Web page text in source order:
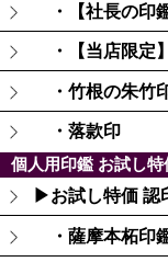
・【社長の印
・【当店限定
・竹根の朱竹
・落款印
個人用印鑑 お試し特
▶お試し特価 認
・薩摩本柘印